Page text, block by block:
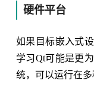
硬件平台
如果目标嵌入式
学习Qt可能是更
统，可以运行在多